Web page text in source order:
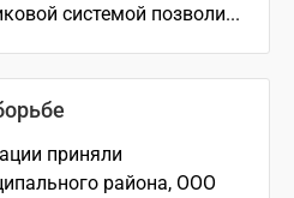
системой позволи...
приняли
района, ООО